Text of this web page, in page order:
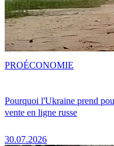
Pourquoi l'Ukraine prend
vente en ligne russe
30.07.2026
PROÉCONOMIE